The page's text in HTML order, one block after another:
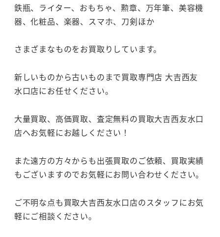
鉄瓶、ライター、おもちゃ、勲章、万年筆、美容機
器、化粧品、楽器、スマホ、刀剣ほか
さまざまなものをお買取りしています。
新しいものから古いものまで買取専門店 大吉西友
水口店にお任せください。
大量買取、高価買取、査定無料の買取大吉西友水口
店へお気軽にお越しください！
また遠方の方々からも出張買取のご依頼、買取実績
もございますのでお気軽にお問い合わせください。
ご不明な点も買取大吉西友水口店のスタッフにお気
軽にご相談ください。